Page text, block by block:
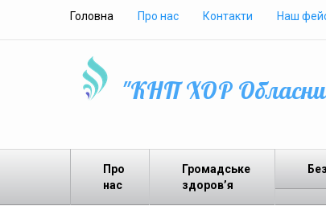
Головна Про нас Контакти Наш
"КНП ХОР
Про
нас
Громадське
здоров’я